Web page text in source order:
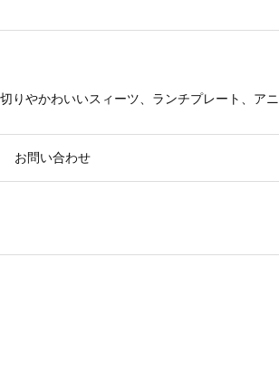
りやかわいいスィーツ、ランチプレート、ア
お問い合わせ